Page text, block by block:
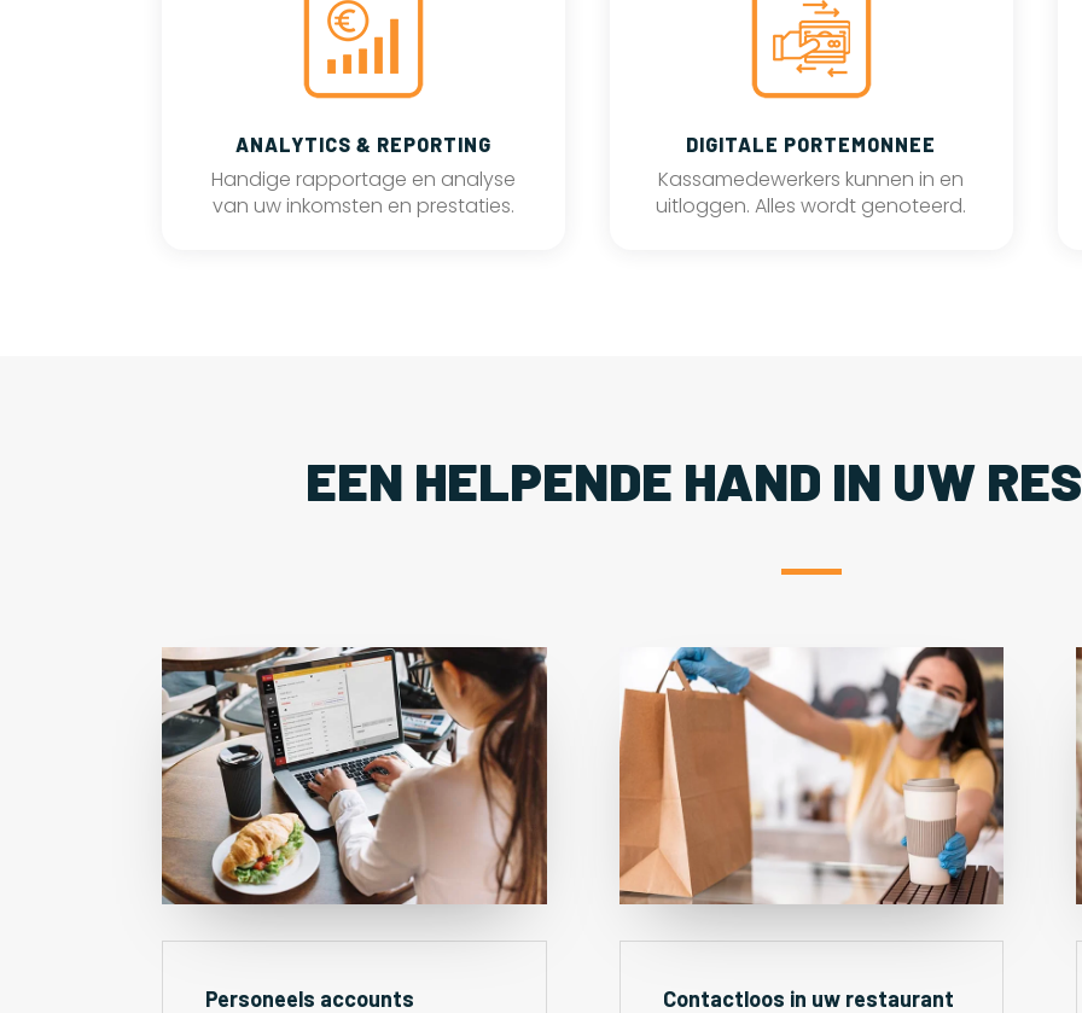
ANALYTICS & REPORTING
Handige rapportage en analyse
van uw inkomsten en prestaties.
DIGITALE PORTEMONNEE
Kassamedewerkers kunnen in en
uitloggen. Alles wordt genoteerd.
EEN HELPENDE HAND IN UW
Personeels accounts Contactloos in uw restaurant